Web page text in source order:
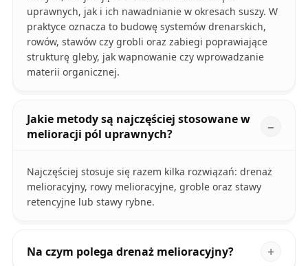
uprawnych, jak i ich nawadnianie w okresach suszy. W
praktyce oznacza to budowę systemów drenarskich,
rowów, stawów czy grobli oraz zabiegi poprawiające
strukturę gleby, jak wapnowanie czy wprowadzanie
materii organicznej.
Jakie metody są najczęściej stosowane w
melioracji pól uprawnych?
Najczęściej stosuje się razem kilka rozwiązań: drenaż
melioracyjny, rowy melioracyjne, groble oraz stawy
retencyjne lub stawy rybne.
Na czym polega drenaż melioracyjny?